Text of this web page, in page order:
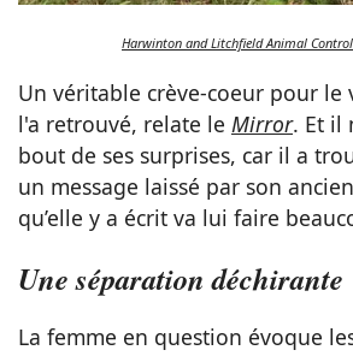
Harwinton and Litchfield Animal
Un véritable crève-coeur pour le
l'a retrouvé, relate le Mirror. Et il
bout de ses surprises, car il a
un message laissé par son
qu’elle y a écrit va lui faire
Une séparation déchirante
La femme en question évoque